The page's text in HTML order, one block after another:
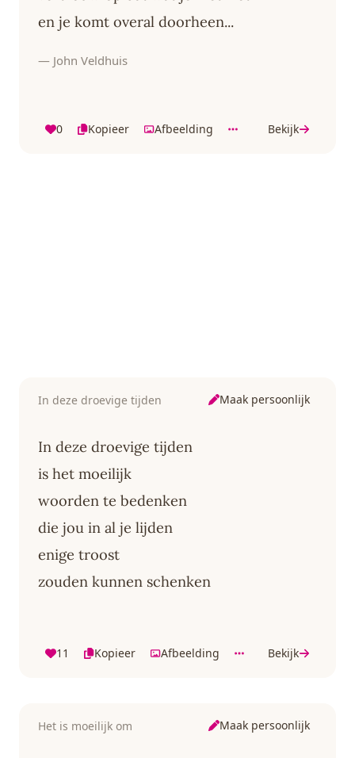
en je komt overal doorheen...
— John Veldhuis
0 Kopieer Afbeelding Bekijk
In deze droevige tijden Maak persoonlijk
In deze droevige tijden
is het moeilijk
woorden te bedenken
die jou in al je lijden
enige troost
zouden kunnen schenken
11 Kopieer Afbeelding Bekijk
Het is moeilijk om Maak persoonlijk